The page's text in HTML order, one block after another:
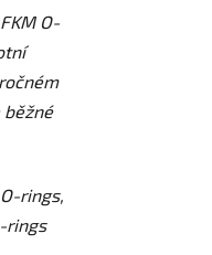
O-
rings,
rings